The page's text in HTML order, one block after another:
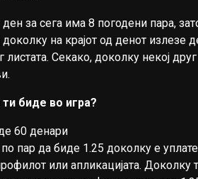
за сега има 8 погодени пара,
на крајот од денот излезе
Секако, доколку некој
биде во игра?
60 денари
пар да биде 1.25 доколку е
или апликацијата. Доколку